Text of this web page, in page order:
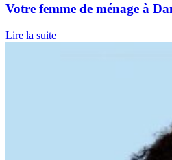
Votre femme de ménage à
Lire la suite